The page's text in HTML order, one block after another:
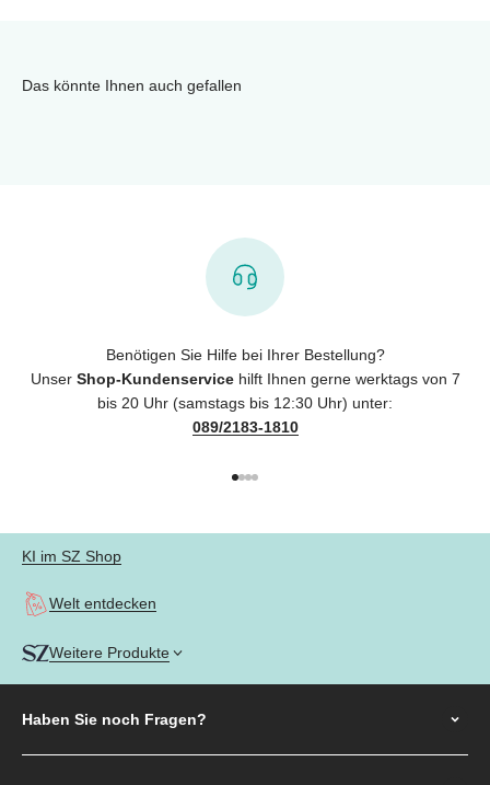
Das könnte Ihnen auch gefallen
Benötigen Sie Hilfe bei Ihrer Bestellung?
Unser Shop-Kundenservicehilft Ihnen gerne werktags von 7
bis 20 Uhr (samstags bis 12:30 Uhr) unter:
089/2183-1810
KI im SZ Shop
Welt entdecken
Weitere Produkte
Haben Sie noch Fragen?